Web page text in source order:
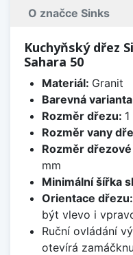
O značce Sinks
Kuchyňský dřez
Sahara 50
Materiál: Granit
Barevná
Rozměr dřezu:
Rozměr vany
Rozměr
mm
Minimální šířka
Orientace dřezu:
být vlevo i
Ruční ovládání
otevírá